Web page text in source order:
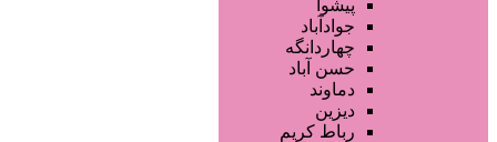
آرایشگاه مردانه
سالن زیبایی عروس
سالن VIP
آرایشگاه کودک
آموزش خدمات زیبایی
سایر خدمات
پیشوا
جوادآباد
چهاردانگه
حسن آباد
دماوند
دیزین
رباط کریم